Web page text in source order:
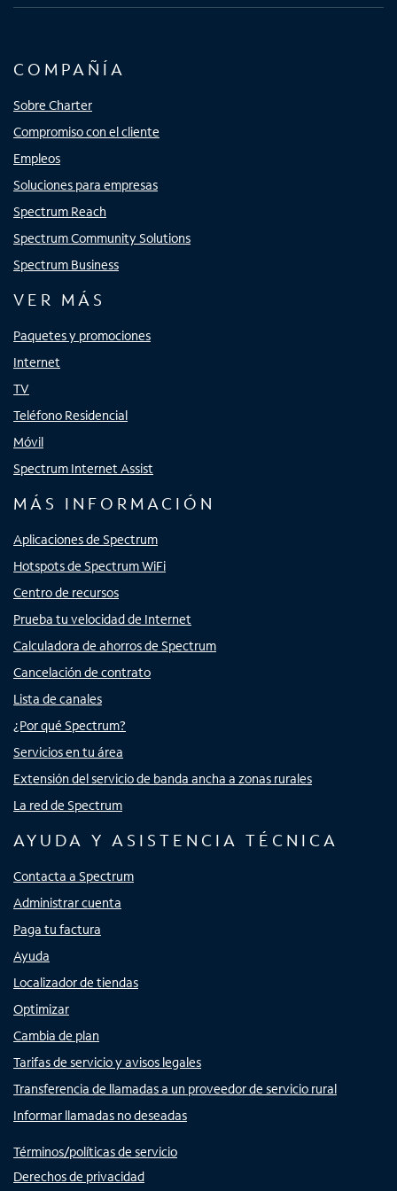
COMPAÑÍA
Sobre Charter
Compromiso con el cliente
Empleos
Soluciones para empresas
Spectrum Reach
Spectrum Community Solutions
Spectrum Business
VER MÁS
Paquetes y promociones
Internet
TV
Teléfono Residencial
Móvil
Spectrum Internet Assist
MÁS INFORMACIÓN
Aplicaciones de Spectrum
Hotspots de Spectrum WiFi
Centro de recursos
Prueba tu velocidad de Internet
Calculadora de ahorros de Spectrum
Cancelación de contrato
Lista de canales
¿Por qué Spectrum?
Servicios en tu área
Extensión del servicio de banda ancha a zonas rurales
La red de Spectrum
AYUDA Y ASISTENCIA TÉCNICA
Contacta a Spectrum
Administrar cuenta
Paga tu factura
Ayuda
Localizador de tiendas
Optimizar
Cambia de plan
Tarifas de servicio y avisos legales
Transferencia de llamadas a un proveedor de servicio rural
Informar llamadas no deseadas
Términos/políticas de servicio
Derechos de privacidad